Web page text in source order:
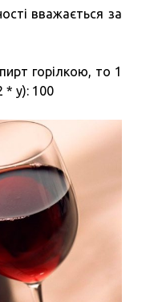
вважається за
горілкою, то 1
* у): 100